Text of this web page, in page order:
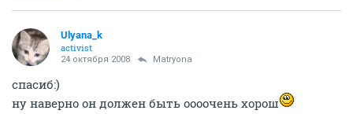
Ulyana_k
activist
24 октября 2008 Matryona
спасиб:)
ну наверно он должен быть оооочень хорош